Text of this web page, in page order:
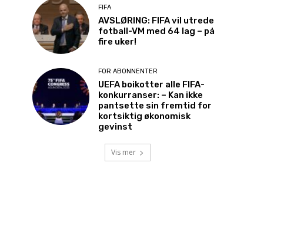
FIFA
AVSLØRING: FIFA vil utrede
fotball-VM med 64 lag – på
fire uker!
FOR ABONNENTER
UEFA boikotter alle FIFA-
konkurranser: – Kan ikke
pantsette sin fremtid for
kortsiktig økonomisk
gevinst
Vis mer